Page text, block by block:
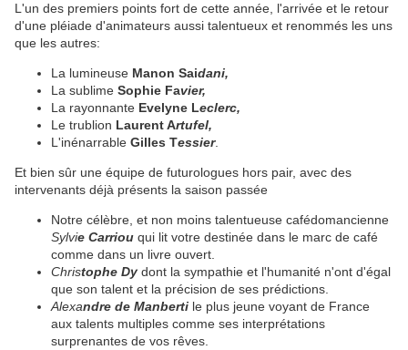
L'un des premiers points fort de cette année, l'arrivée et le retour
d'une pléiade d'animateurs aussi talentueux et renommés les uns
que les autres:
La lumineuse Manon Saidani,
La sublime Sophie Favier,
La rayonnante Evelyne Leclerc,
Le trublion Laurent Artufel,
L'inénarrable Gilles Tessier.
Et bien sûr une équipe de futurologues hors pair, avec des
intervenants déjà présents la saison passée
Notre célèbre, et non moins talentueuse cafédomancienne
Sylvie Carriou qui lit votre destinée dans le marc de café
comme dans un livre ouvert.
Christophe Dy dont la sympathie et l'humanité n'ont d'égal
que son talent et la précision de ses prédictions.
Alexandre de Manberti le plus jeune voyant de France
aux talents multiples comme ses interprétations
surprenantes de vos rêves.